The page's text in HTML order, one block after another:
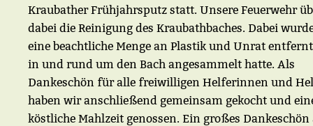
Kraubather Frühjahrsputz statt. Unsere Feuerwehr
dabei die Reinigung des Kraubathbaches. Dabei
eine beachtliche Menge an Plastik und Unrat
in und rund um den Bach angesammelt hatte. Als
Dankeschön für alle freiwilligen Helferinnen und
haben wir anschließend gemeinsam gekocht und
köstliche Mahlzeit genossen. Ein großes Dankeschön